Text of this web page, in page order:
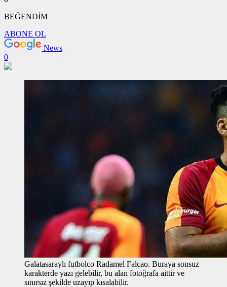
BEĞENDİM
ABONE OL
News
0
Galatasaraylı futbolco Radamel Falcao. Buraya sonsuz
karakterde yazı gelebilir, bu alan fotoğrafa aittir ve
sınırsız şekilde uzayıp kısalabilir.